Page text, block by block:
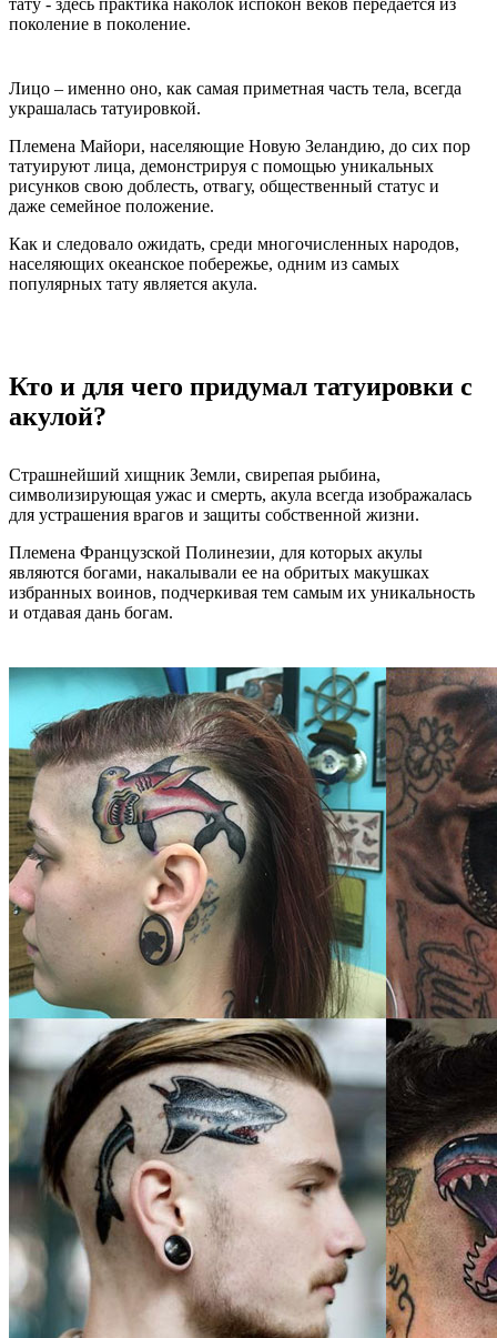
тату - здесь практика наколок испокон веков передается из
поколение в поколение.
Лицо – именно оно, как самая приметная часть тела, всегда
украшалась татуировкой.
Племена Майори, населяющие Новую Зеландию, до сих пор
татуируют лица, демонстрируя с помощью уникальных
рисунков свою доблесть, отвагу, общественный статус и
даже семейное положение.
Как и следовало ожидать, среди многочисленных народов,
населяющих океанское побережье, одним из самых
популярных тату является акула.
Кто и для чего придумал татуировки с
акулой?
Страшнейший хищник Земли, свирепая рыбина,
символизирующая ужас и смерть, акула всегда изображалась
для устрашения врагов и защиты собственной жизни.
Племена Французской Полинезии, для которых акулы
являются богами, накалывали ее на обритых макушках
избранных воинов, подчеркивая тем самым их уникальность
и отдавая дань богам.